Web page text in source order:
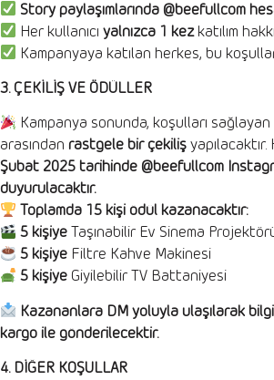
Story paylaşımlarında @beefullcom
Her kullanıcı yalnızca 1 kezkatılım
Kampanyaya katılan herkes, bu
3. ÇEKİLİŞ VE ÖDÜLLER
Kampanya sonunda, koşulları sağlayan
arasından rastgele bir çekiliş
Şubat 2025 tarihinde @beefullcom
duyurulacaktır.
Toplamda 15 kişi ödül kazanacaktır:
5 kişiye Taşınabilir Ev Sinema
5 kişiye Filtre Kahve Makinesi
5 kişiye Giyilebilir TV Battaniyesi
Kazananlara DM yoluyla ulaşılarak
kargo ile gönderilecektir.
4. DİĞER KOŞULLAR